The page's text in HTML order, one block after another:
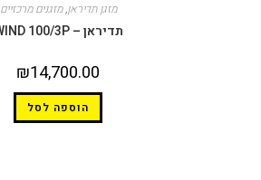
מזגן תדיראן,מזגנים מרכזיים
תדיראן – WIND 100/3P
₪14,700.00
הוספה לסל